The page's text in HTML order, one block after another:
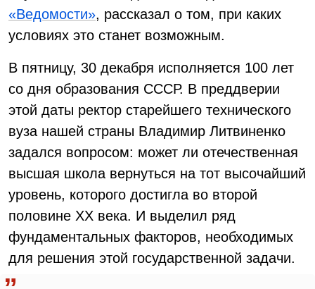
«Ведомости», рассказал о том, при каких
условиях это станет возможным.
В пятницу, 30 декабря исполняется 100 лет
со дня образования СССР. В преддверии
этой даты ректор старейшего технического
вуза нашей страны Владимир Литвиненко
задался вопросом: может ли отечественная
высшая школа вернуться на тот высочайший
уровень, которого достигла во второй
половине ХХ века. И выделил ряд
фундаментальных факторов, необходимых
для решения этой государственной задачи.